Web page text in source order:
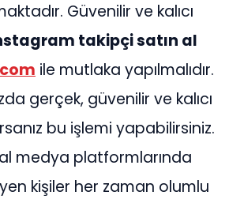
Güvenilir ve kalıcı
takipçi satın al
ile mutlaka yapılmalıdır.
gerçek, güvenilir ve kalıcı
bu işlemi yapabilirsiniz.
medya platformlarında
kişiler her zaman olumlu